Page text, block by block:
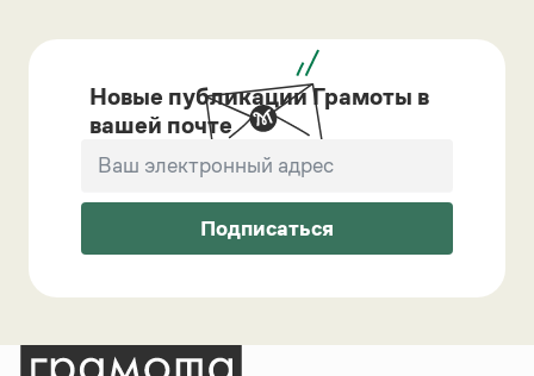
Новые публикации Грамоты в
вашей почте
Подписаться